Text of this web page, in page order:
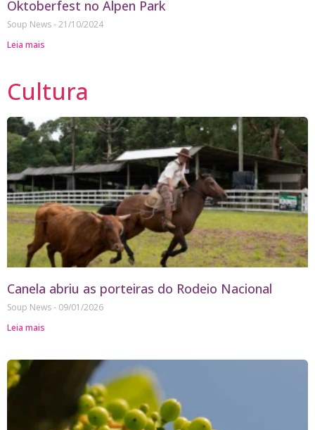
Oktoberfest no Alpen Park
Soup News 21/10/2024
Leia mais
Cultura
Canela abriu as porteiras do Rodeio Nacional
Soup News
09/01/2026
Leia mais